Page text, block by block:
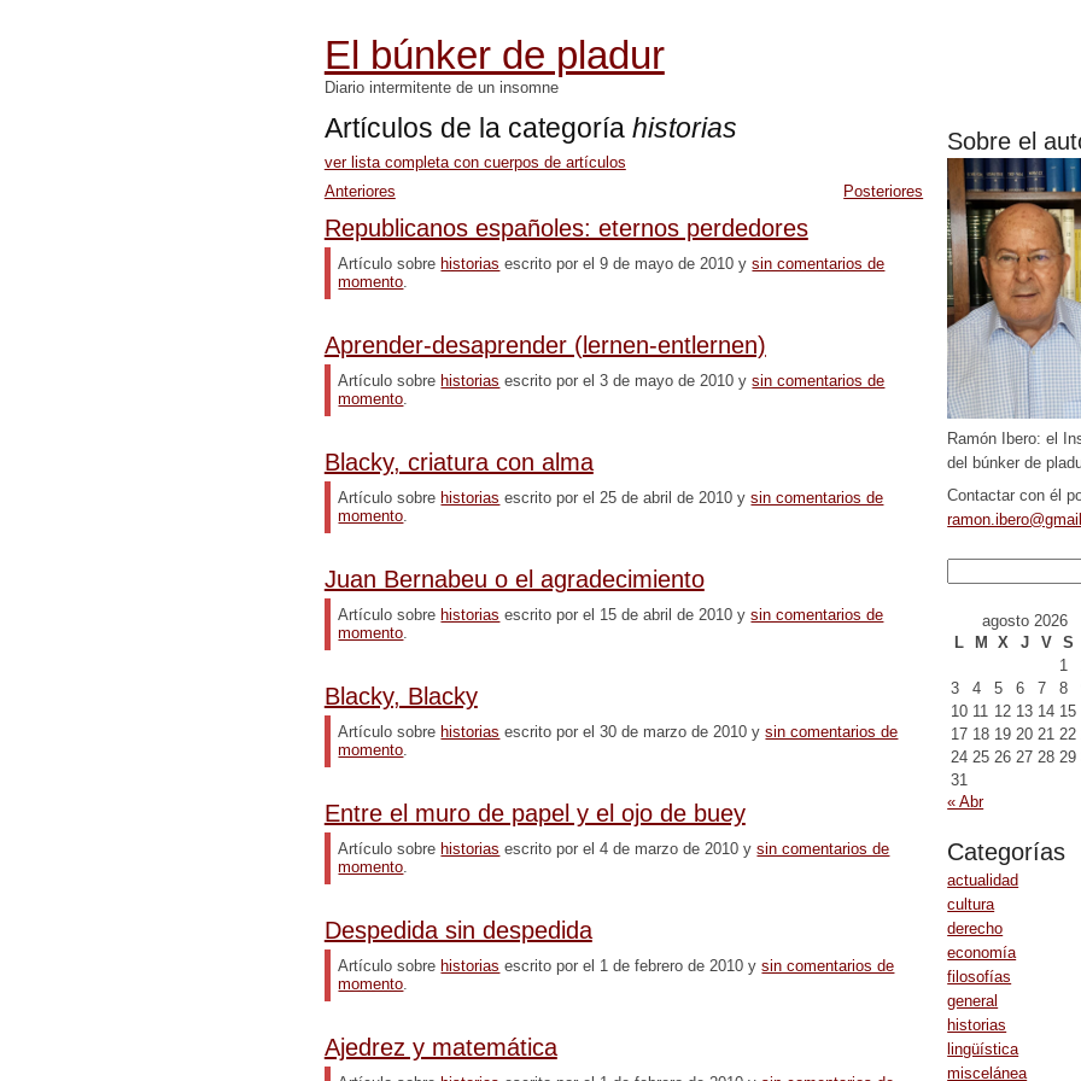
El búnker de pladur
Diario intermitente de un insomne
Sobre el
Ramón Ibero: el
del búnker de
Contactar con él
agosto 2026
L
M X J V S
1
3
4 5 6 7 8
10 11 12 13 14 15
17 18 19 20 21 22
24 25 26 27 28 29
31
« Abr
Categorías
actualidad
cultura
derecho
economía
filosofías
general
historias
lingüística
miscelánea
Artículos de la categoría historias
ver lista completa con cuerpos de artículos
Anteriores
Posteriores
Republicanos españoles: eternos perdedores
Artículo sobre historias escrito por el 9 de mayo de 2010 ysin comentarios de
momento.
Aprender-desaprender (lernen-entlernen)
Artículo sobre historias escrito por el 3 de mayo de 2010 ysin comentarios de
momento.
Blacky, criatura con alma
Artículo sobre historias escrito por el 25 de abril de 2010 ysin comentarios de
momento.
Juan Bernabeu o el agradecimiento
Artículo sobre historias escrito por el 15 de abril de 2010 ysin comentarios de
momento.
Blacky, Blacky
Artículo sobre historias escrito por el 30 de marzo de 2010 ysin comentarios de
momento.
Entre el muro de papel y el ojo de buey
Artículo sobre historias escrito por el 4 de marzo de 2010 ysin comentarios de
momento.
Despedida sin despedida
Artículo sobre historias escrito por el 1 de febrero de 2010 ysin comentarios de
momento.
Ajedrez y matemática